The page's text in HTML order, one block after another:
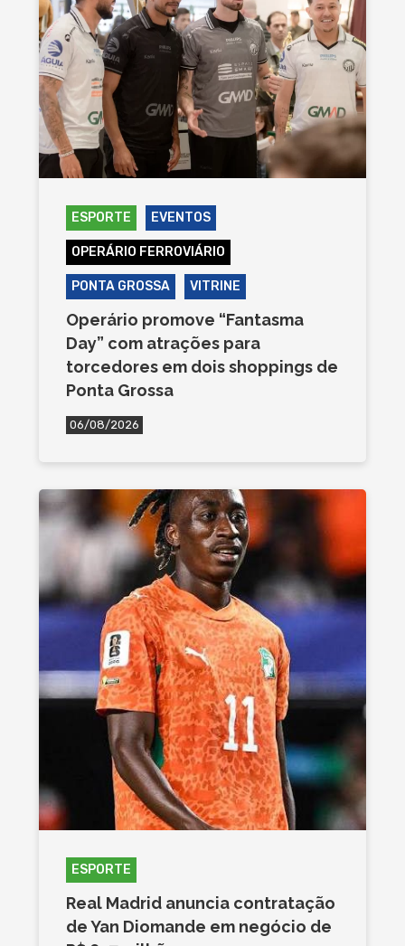
ESPORTE EVENTOS
OPERÁRIO FERROVIÁRIO
PONTA GROSSA VITRINE
Operário promove “Fantasma
Day” com atrações para
torcedores em dois shoppings de
Ponta Grossa
06/08/2026
ESPORTE
Real Madrid anuncia contratação
de Yan Diomande em negócio de